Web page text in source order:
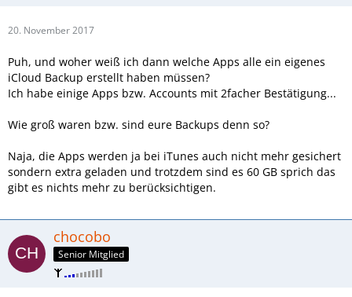
20. November 2017
Puh, und woher weiß ich dann welche Apps alle ein eigenes
iCloud Backup erstellt haben müssen?
Ich habe einige Apps bzw. Accounts mit 2facher Bestätigung...
Wie groß waren bzw. sind eure Backups denn so?
Naja, die Apps werden ja bei iTunes auch nicht mehr gesichert
sondern extra geladen und trotzdem sind es 60 GB sprich das
gibt es nichts mehr zu berücksichtigen.
chocobo
Senior Mitglied